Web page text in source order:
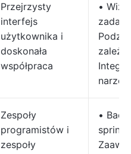
Przejrzysty
interfejs
użytkownika i
doskonała
współpraca
•
zadań
Zespoły
programistów i
zespoły
•